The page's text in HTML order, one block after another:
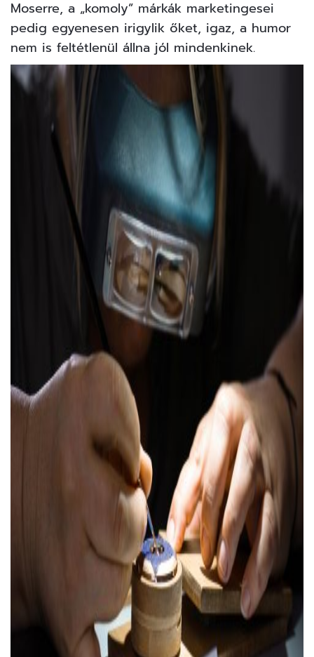
Moserre, a „komoly” márkák marketingesei
pedig egyenesen irigylik őket, igaz, a humor
nem is feltétlenül állna jól mindenkinek.